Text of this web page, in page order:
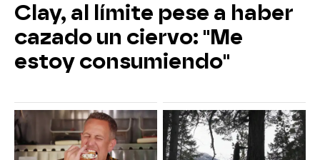
Clay, al límite pese a haber
cazado un ciervo: "Me
estoy consumiendo"